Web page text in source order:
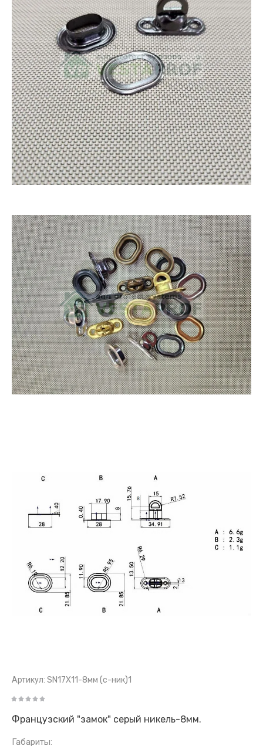
Артикул: SN17Х11-8мм (с-ник)1
Французский "замок" серый никель-8мм.
Габариты: